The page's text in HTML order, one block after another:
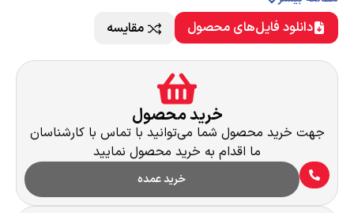
دانلود فایل‌های محصول مقایسه
خرید محصول
جهت خرید محصول شما می‌توانید با تماس با کارشناسان
ما اقدام به خرید محصول نمایید
خرید عمده